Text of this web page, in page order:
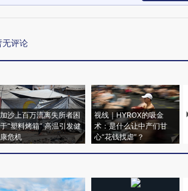
无评论
加沙上百万流离失所者困
于“塑料烤箱” 高温引发健
康危机
视线｜HYROX的吸金
术：是什么让中产们甘
心“花钱找虐”？